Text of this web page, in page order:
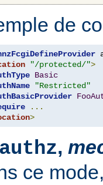
de
"/protected/">
Basic
"Restricted"
...
>
authz,
ce